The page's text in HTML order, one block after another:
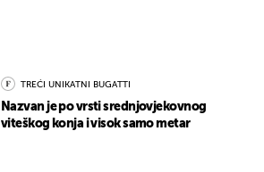
TREĆI UNIKATNI BUGATTI
Nazvan je po vrsti srednjovjekovnog
viteškog konja i visok samo metar